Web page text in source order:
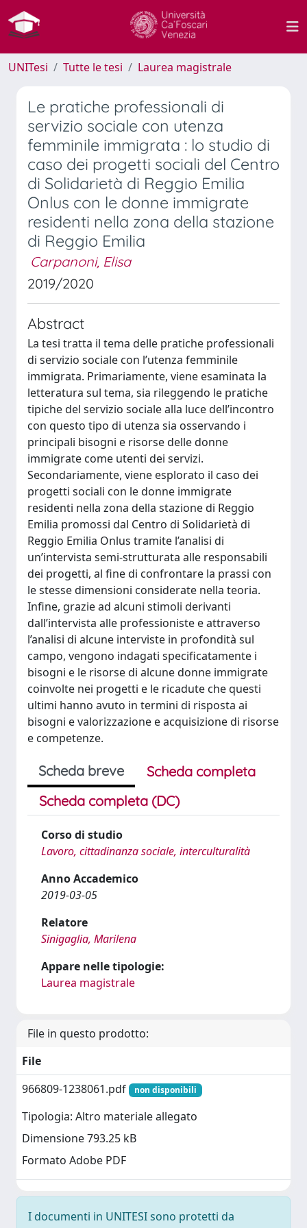
UNITesi Tutte le tesi Laurea magistrale
Le pratiche professionali di
servizio sociale con utenza
femminile immigrata : lo studio di
caso dei progetti sociali del Centro
di Solidarietà di Reggio Emilia
Onlus con le donne immigrate
residenti nella zona della stazione
di Reggio Emilia
Carpanoni, Elisa
2019/2020
Abstract
La tesi tratta il tema delle pratiche professionali
di servizio sociale con l’utenza femminile
immigrata. Primariamente, viene esaminata la
letteratura sul tema, sia rileggendo le pratiche
tipiche del servizio sociale alla luce dell’incontro
con questo tipo di utenza sia osservando i
principali bisogni e risorse delle donne
immigrate come utenti dei servizi.
Secondariamente, viene esplorato il caso dei
progetti sociali con le donne immigrate
residenti nella zona della stazione di Reggio
Emilia promossi dal Centro di Solidarietà di
Reggio Emilia Onlus tramite l’analisi di
un’intervista semi-strutturata alle responsabili
dei progetti, al fine di confrontare la prassi con
le stesse dimensioni considerate nella teoria.
Infine, grazie ad alcuni stimoli derivanti
dall’intervista alle professioniste e attraverso
l’analisi di alcune interviste in profondità sul
campo, vengono indagati specificatamente i
bisogni e le risorse di alcune donne immigrate
coinvolte nei progetti e le ricadute che questi
ultimi hanno avuto in termini di risposta ai
bisogni e valorizzazione e acquisizione di risorse
e competenze.
Scheda breve
Scheda completa
Scheda completa (DC)
Corso di studio
Lavoro, cittadinanza sociale, interculturalità
Anno Accademico
2019-03-05
Relatore
Sinigaglia, Marilena
Appare nelle tipologie:
Laurea magistrale
File in questo prodotto:
File
966809-1238061.pdf
non disponibili
Tipologia: Altro materiale allegato
Dimensione 793.25 kB
Formato Adobe PDF
I documenti in UNITESI sono protetti da